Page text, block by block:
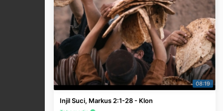
08:19
Injil Suci, Markus 2:1-28 - Klon